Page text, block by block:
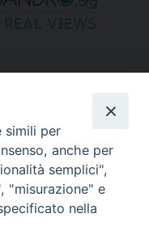
simili per
anche per
semplici",
"misurazione" e
nella